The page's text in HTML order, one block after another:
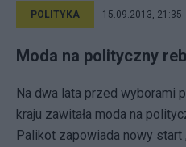
POLITYKA 15.09.2013, 21:35
Moda na polityczny
Na dwa lata przed wyborami
kraju zawitała moda na
Palikot zapowiada nowy